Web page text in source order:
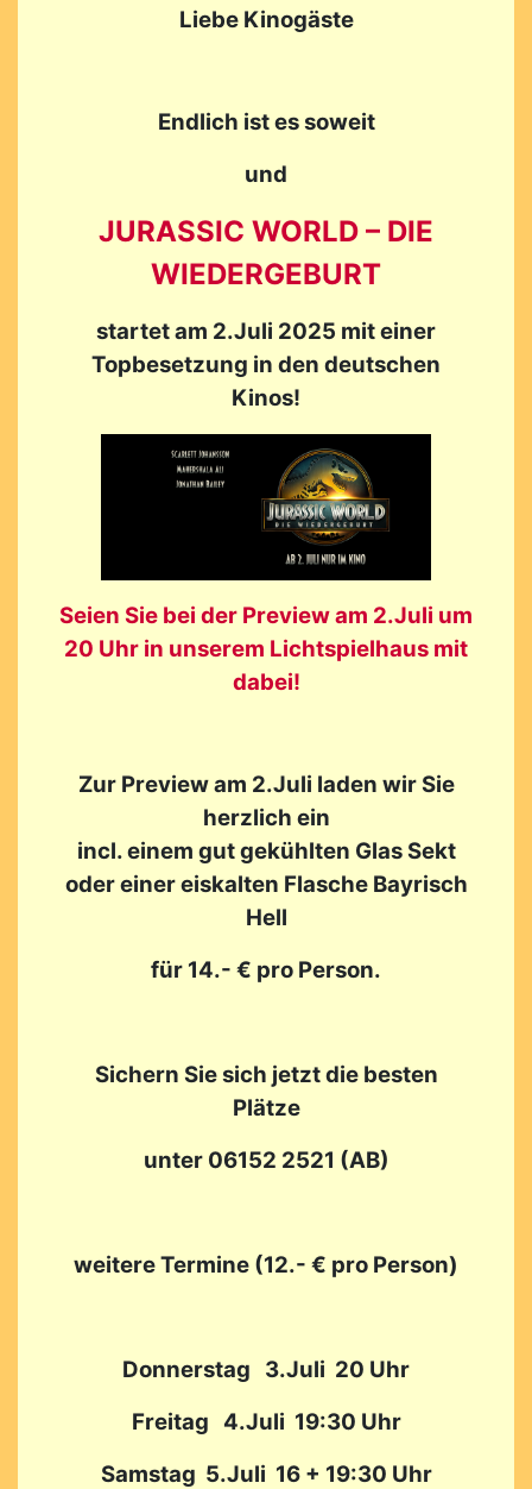
Liebe Kinogäste
Endlich ist es soweit
und
JURASSIC WORLD – DIE
WIEDERGEBURT
startet am 2.Juli 2025 mit einer
Topbesetzung in den deutschen
Kinos!
Seien Sie bei der Preview am 2.Juli um
20 Uhr in unserem Lichtspielhaus mit
dabei!
Zur Preview am 2.Juli laden wir Sie
herzlich ein
incl. einem gut gekühlten Glas Sekt
oder einer eiskalten Flasche Bayrisch
Hell
für 14.- € pro Person.
Sichern Sie sich jetzt die besten
Plätze
unter 06152 2521 (AB)
weitere Termine (12.- € pro Person)
Donnerstag 3.Juli 20 Uhr
Freitag 4.Juli 19:30 Uhr
Samstag 5.Juli 16 + 19:30 Uhr